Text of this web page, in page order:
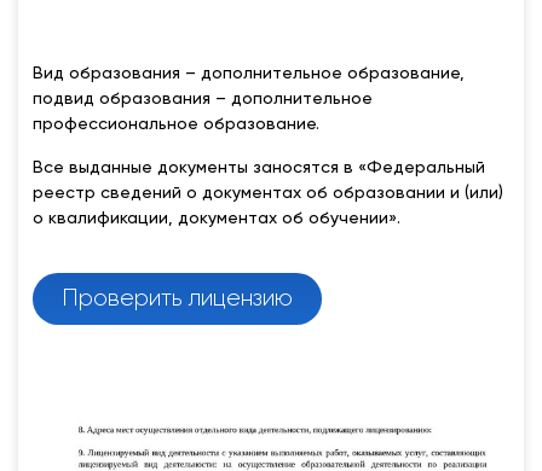
Вид образования – дополнительное образование,
подвид образования – дополнительное
профессиональное образование.
Все выданные документы заносятся в «Федеральный
реестр сведений о документах об образовании и (или)
о квалификации, документах об обучении».
Проверить лицензию